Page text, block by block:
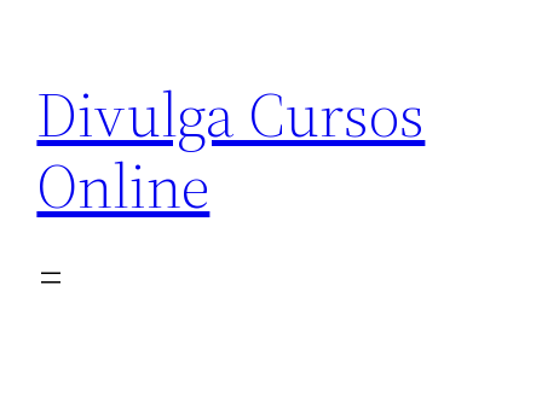
conteúdo
Divulga Cursos
Online